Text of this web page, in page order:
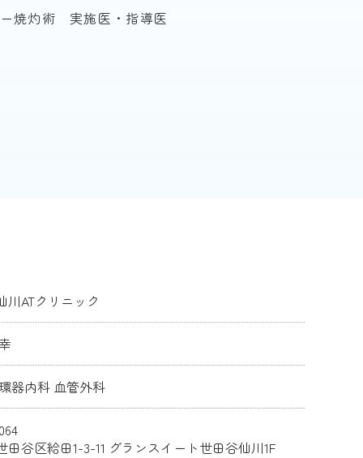
焼灼術 実施医・指導医
川ATクリニック
器内科 血管外科
田谷区給田1-3-11 グランスイート世田谷仙川1F